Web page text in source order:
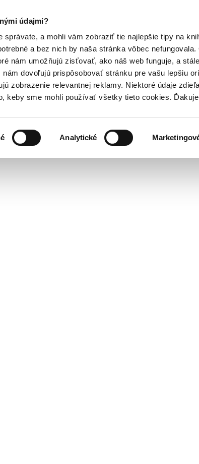
údajmi?
správate, a mohli vám zobraziť tie najlepšie tipy na
a bez nich by naša stránka vôbec nefungovala.
nám umožňujú zisťovať, ako náš web funguje, a
dovoľujú prispôsobovať stránku pre vašu lepšiu
zobrazenie relevantnej reklamy. Niektoré údaje
keby sme mohli používať všetky tieto cookies.
Analytické